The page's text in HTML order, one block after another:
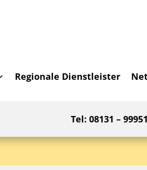
Regionale Dienstleister
Tel: 08131 –